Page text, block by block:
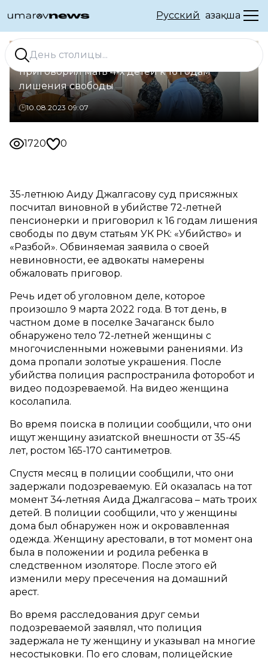
Русский Қазақша
В Уральске суд присяжных
приговорил мать 4-х детей к 16 годам
лишения свободы
10.08.2023 09:07
1720 0
35-летнюю Аиду Джалгасову суд присяжных
посчитал виновной в убийстве 72-летней
пенсионерки и приговорил к 16 годам лишения
свободы по двум статьям УК РК: «Убийство» и
«Разбой». Обвиняемая заявила о своей
невиновности, ее адвокаты намерены
обжаловать приговор.
Речь идет об уголовном деле, которое
произошло 9 марта 2022 года. В тот день, в
частном доме в поселке Зачаганск было
обнаружено тело 72-летней женщины с
многочисленными ножевыми ранениями. Из
дома пропали золотые украшения. После
убийства полиция распространила фоторобот и
видео подозреваемой. На видео женщина
косолапила.
Во время поиска в полиции сообщили, что они
ищут женщину азиатской внешности от 35-45
лет, ростом 165-170 сантиметров.
Спустя месяц в полиции сообщили, что они
задержали подозреваемую. Ей оказалась на тот
момент 34-летняя Аида Джалгасова – мать троих
детей. В полиции сообщили, что у женщины
дома был обнаружен нож и окровавленная
одежда. Женщину арестовали, в тот момент она
была в положении и родила ребенка в
следственном изоляторе. После этого ей
изменили меру пресечения на домашний
арест.
Во время расследования друг семьи
подозреваемой заявлял, что полиция
задержала не ту женщину и указывал на многие
несостыковки. По его словам, полицейские